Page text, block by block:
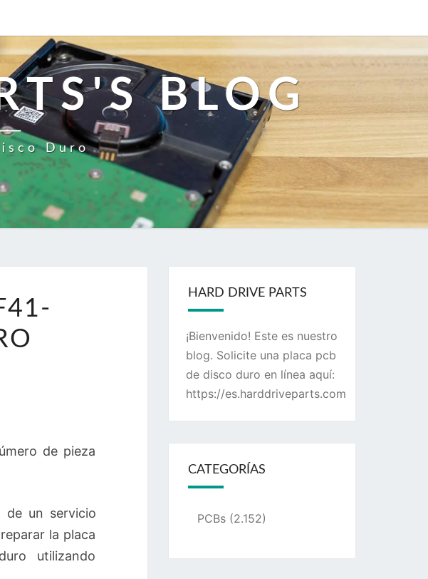
BLOG
Duro
de pieza
de un servicio
la placa
utilizando
HARD DRIVE PARTS
¡Bienvenido! Este es nuestro
blog. Solicite una placa pcb
de disco duro en línea aquí:
https://es.harddriveparts.com
CATEGORÍAS
PCBs(2.152)